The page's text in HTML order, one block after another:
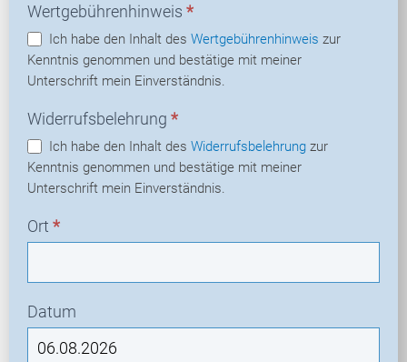
Wertgebührenhinweis *
Ich habe den Inhalt des Wertgebührenhinweis
Kenntnis genommen und bestätige mit meiner
Unterschrift mein Einverständnis.
Widerrufsbelehrung *
Ich habe den Inhalt des Widerrufsbelehrung
Kenntnis genommen und bestätige mit meiner
Unterschrift mein Einverständnis.
Ort *
Datum